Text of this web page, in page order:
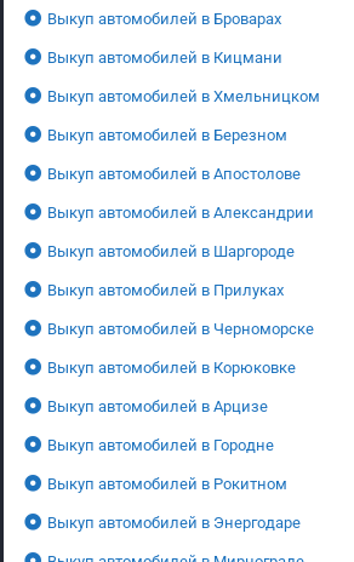
Выкуп автомобилей в Броварах
Выкуп автомобилей в Кицмани
Выкуп автомобилей в Хмельницком
Выкуп автомобилей в Березном
Выкуп автомобилей в Апостолове
Выкуп автомобилей в Александрии
Выкуп автомобилей в Шаргороде
Выкуп автомобилей в Прилуках
Выкуп автомобилей в Черноморске
Выкуп автомобилей в Корюковке
Выкуп автомобилей в Арцизе
Выкуп автомобилей в Городне
Выкуп автомобилей в Рокитном
Выкуп автомобилей в Энергодаре